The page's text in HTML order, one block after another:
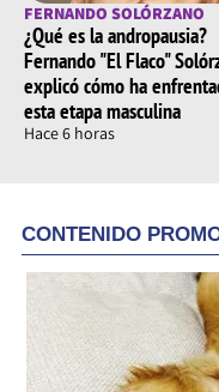
FERNANDO SOLÓRZANO
¿Qué es la andropausia?
Fernando "El Flaco"
explicó cómo ha
esta etapa masculina
Hace 6 horas